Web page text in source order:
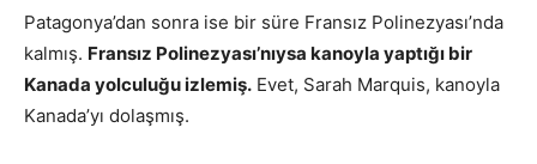
Patagonya’dan sonra ise bir süre Fransız Polinezyası’nda
kalmış. Fransız Polinezyası’nıysa kanoyla yaptığı bir
Kanada yolculuğu izlemiş. Evet, Sarah Marquis, kanoyla
Kanada’yı dolaşmış.